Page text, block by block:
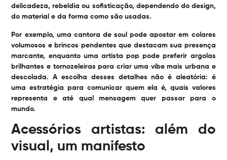
delicadeza, rebeldia ou sofisticação, dependendo do design,
do material e da forma como são usadas.
Por exemplo, uma cantora de soul pode apostar em colares
volumosos e brincos pendentes que destacam sua presença
marcante, enquanto uma artista pop pode preferir argolas
brilhantes e tornozeleiras para criar uma vibe mais urbana e
descolada. A escolha desses detalhes não é aleatória: é
uma estratégia para comunicar quem ela é, quais valores
representa e até qual mensagem quer passar para o
mundo.
Acessórios artistas: além do
visual, um manifesto